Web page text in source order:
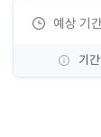
예상 기간
기